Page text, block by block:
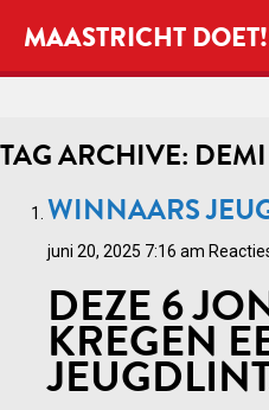
MAASTRICHT DOET!
TAG ARCHIVE: DEMI
WINNAARS
juni 20, 2025 7:16 am
DEZE 6
KREGEN